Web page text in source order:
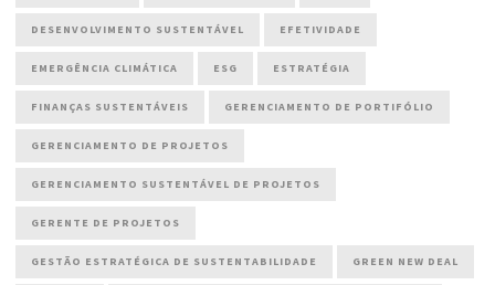
DESENVOLVIMENTO SUSTENTÁVEL EFETIVIDADE
EMERGÊNCIA CLIMÁTICA ESG ESTRATÉGIA
FINANÇAS SUSTENTÁVEIS GERENCIAMENTO DE PORTIFÓLIO
GERENCIAMENTO DE PROJETOS
GERENCIAMENTO SUSTENTÁVEL DE PROJETOS
GERENTE DE PROJETOS
GESTÃO ESTRATÉGICA DE SUSTENTABILIDADE GREEN NEW DEAL